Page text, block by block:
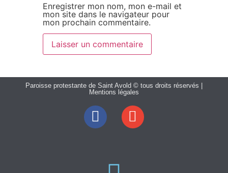
Enregistrer mon nom, mon e-mail et
mon site dans le navigateur pour
mon prochain commentaire.
Paroisse protestante de Saint Avold © tous droits réservés |
Mentions légales